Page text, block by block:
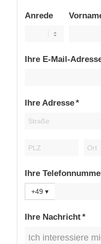
Anrede
Ihre E-Mail-
Ihre Adresse *
Ihre
+49 ▾
Ihre Nachricht *